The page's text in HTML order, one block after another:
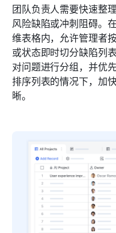
团队负责人需要快速整
风险缺陷或冲刺阻碍。
维表格内，允许管理者
或状态即时切分缺陷列
对问题进行分组，并优
排序列表的情况下，加
晰。